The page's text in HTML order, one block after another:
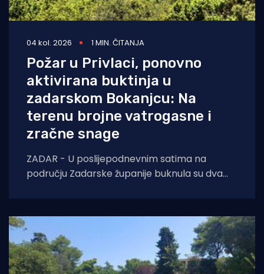
04 kol. 2026 1 MIN. ČITANJA
Požar u Privlaci, ponovno
aktivirana buktinja u
zadarskom Bokanjcu: Na
terenu brojne vatrogasne i
zračne snage
ZADAR - U poslijepodnevnim satima na
području Zadarske županije buknula su dva